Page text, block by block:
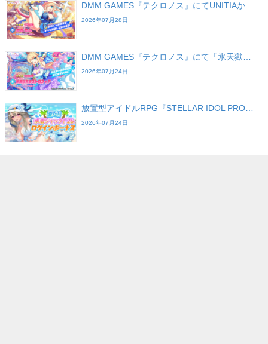
DMM GAMES『テクロノス』にてUNITIAか…
2026年07月28日
DMM GAMES『テクロノス』にて「氷天獄…
2026年07月24日
放置型アイドルRPG『STELLAR IDOL PRO…
2026年07月24日